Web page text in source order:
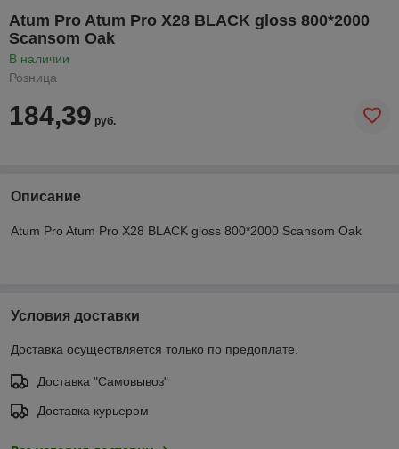
Atum Pro Atum Pro Х28 BLACK gloss 800*2000
Scansom Oak
В наличии
Розница
184,39 руб.
Описание
Atum Pro Atum Pro Х28 BLACK gloss 800*2000 Scansom Oak
Условия доставки
Доставка осуществляется только по предоплате.
Доставка "Самовывоз"
Доставка курьером